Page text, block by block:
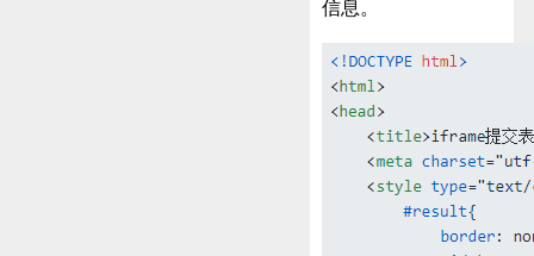
信息。